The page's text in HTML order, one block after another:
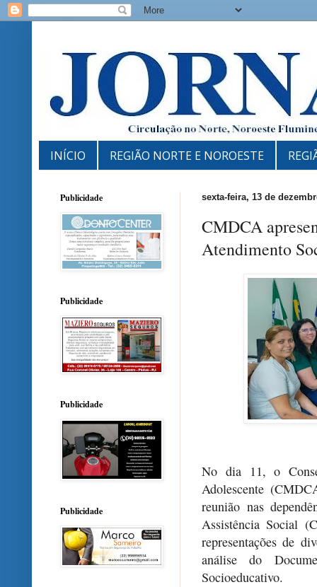
INÍCIO REGIÃO NORTE E NOROESTE
sexta-feira, 13 de
CMDCA
Atendimento
No dia 11, o
Adolescente
reunião nas
Assistência Social
representações de
análise do
Socioeducativo.
Publicidade
Publicidade
Publicidade
Publicidade